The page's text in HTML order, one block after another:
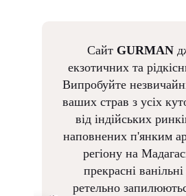
Сайт GURMAN
екзотичних та
Випробуйте
ваших страв з усіх
від індійських
наповнених п'янким
регіону на
прекрасні ванільні
ретельно